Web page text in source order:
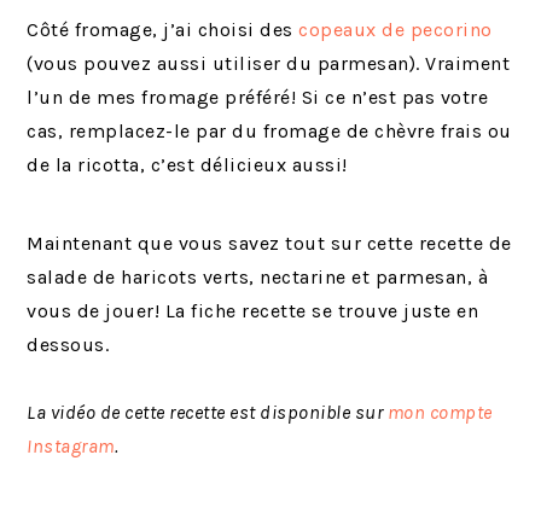
Côté fromage, j’ai choisi descopeaux de pecorino
(vous pouvez aussi utiliser du parmesan). Vraiment
l’un de mes fromage préféré! Si ce n’est pas votre
cas, remplacez-le par du fromage de chèvre frais ou
de la ricotta, c’est délicieux aussi!
Maintenant que vous savez tout sur cette recette de
salade de haricots verts, nectarine et parmesan, à
vous de jouer! La fiche recette se trouve juste en
dessous.
La vidéo de cette recette est disponible sur mon compte
Instagram.